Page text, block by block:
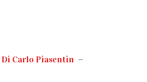
Di Carlo Piasentin